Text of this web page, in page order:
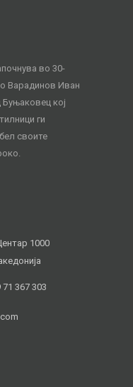
во 30-
Варадинов Иван
кој
ги
своите
1000
71 367 303